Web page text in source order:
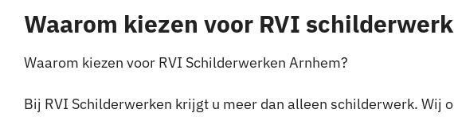
Waarom kiezen voor RVI
Waarom kiezen voor RVI Schilderwerken Arnhem?
Bij RVI Schilderwerken krijgt u meer dan alleen schilderwerk.